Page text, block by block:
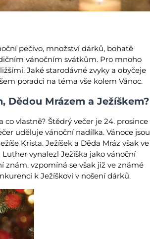
pečivo, množství dárků, bohatě
vánočním svátkům. Pro mnoho
Jaké starodávné zvyky a obyčeje
poradci na téma vše kolem Vánoc.
Dědou Mrázem a Ježíškem?
co vlastně? Štědrý večer je 24. prosince
uděluje vánoční nadílka. Vánoce jsou
Krista. Ježíšek a Děda Mráz však ve
vynalezl Ježíška jako vánoční
znám, vzpomíná se však již ve známé
k Ježíškovi v nošení dárků.